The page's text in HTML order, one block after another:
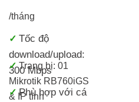
/tháng
✓ Tốc độ
download/upload:
300 Mbps
✓Trang bị: 01
Mikrotik RB760iGS
& IP tĩnh
✓Phù hợp với cá